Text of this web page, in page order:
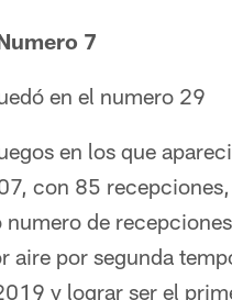
7
en el numero 29
en los que
con 85
numero de
aire por segunda
y lograr ser el